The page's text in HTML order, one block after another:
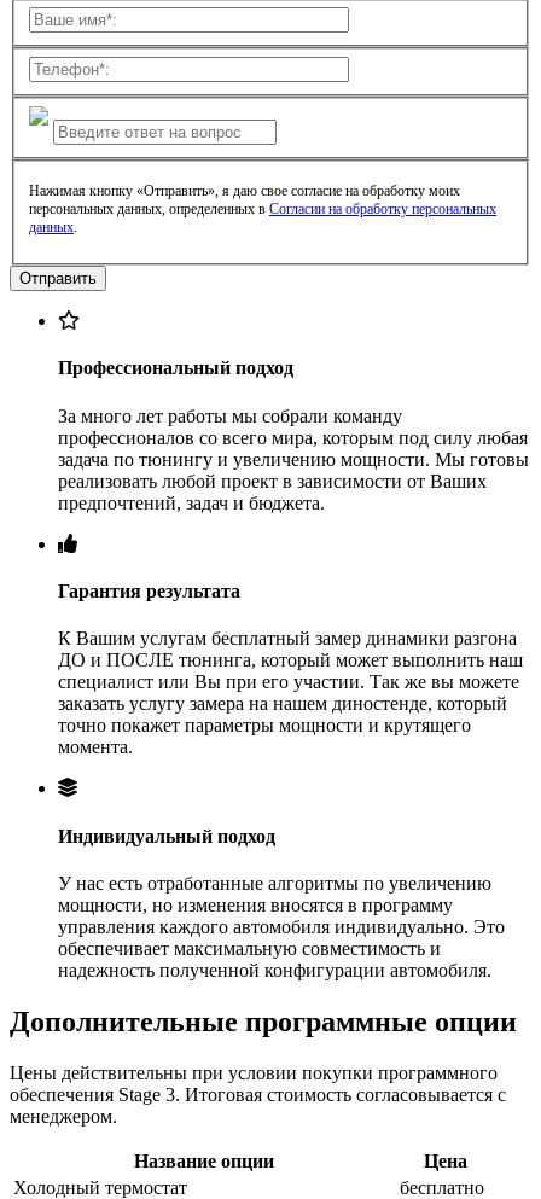
Нажимая кнопку «Отправить», я даю свое согласие на обработку моих
персональных данных, определенных в Согласии на обработку персональных
данных.
Профессиональный подход
За много лет работы мы собрали команду
профессионалов со всего мира, которым под силу любая
задача по тюнингу и увеличению мощности. Мы готовы
реализовать любой проект в зависимости от Ваших
предпочтений, задач и бюджета.
Гарантия результата
К Вашим услугам бесплатный замер динамики разгона
ДО и ПОСЛЕ тюнинга, который может выполнить наш
специалист или Вы при его участии. Так же вы можете
заказать услугу замера на нашем диностенде, который
точно покажет параметры мощности и крутящего
момента.
Индивидуальный подход
У нас есть отработанные алгоритмы по увеличению
мощности, но изменения вносятся в программу
управления каждого автомобиля индивидуально. Это
обеспечивает максимальную совместимость и
надежность полученной конфигурации автомобиля.
Дополнительные программные опции
Цены действительны при условии покупки программного
обеспечения Stage 3. Итоговая стоимость согласовывается с
менеджером.
Название опции
Цена
Холодный термостат
бесплатно